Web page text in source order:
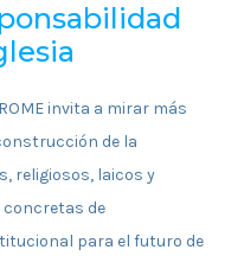
invita a mirar más
de la
religiosos, laicos y
de
para el futuro de